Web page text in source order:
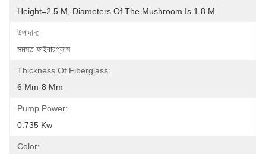
Height=2.5 M, Diameters Of The Mushroom Is 1.8 M
উপাদান:
সমস্ত ফাইবারগ্লাস
Thickness Of Fiberglass:
6 Mm-8 Mm
Pump Power:
0.735 Kw
Color: